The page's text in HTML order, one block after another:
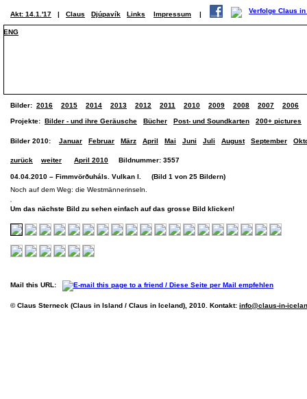
Akt: 14.1.'17 | Claus Djúpavík Links Impressum |
ENG
Bilder: 2016 2015 2014 2013 2012 2011 2010 2009 2008 2007 2006
Projekte: Bilder - und ihre Geräusche Bücher Post- und Soundkarten 200+ pictures
Bilder 2010: Januar Februar März April Mai Juni Juli August September
zurück weiter April 2010 Bildnummer: 3557
04.04.2010 – Fimmvörðuháls. Vulkan I. (Bild 1 von 25 Bildern)
Noch auf dem Weg: die Westmännerinseln.
Um das nächste Bild zu sehen einfach auf das grosse Bild klicken!
Mail this URL:
© Claus Sterneck (Claus in Island / Claus in Iceland), 2010. Kontakt: info@claus-in-